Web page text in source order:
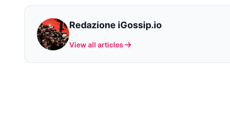
Redazione iGossip.io
View all articles